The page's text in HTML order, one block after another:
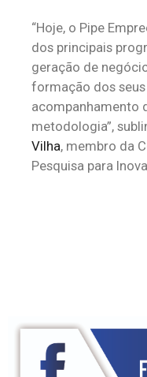
“Hoje, o Pipe
dos principais
geração de
formação dos
acompanhamento
metodologia”,
Vilha, membro da
Pesquisa para